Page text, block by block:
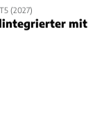
(2027)
mit